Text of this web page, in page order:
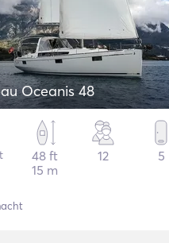
Oceanis 48
48 ft
15 m
12 5